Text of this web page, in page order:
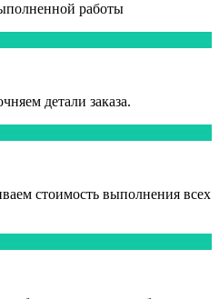
работы
детали заказа.
стоимость выполнения всех